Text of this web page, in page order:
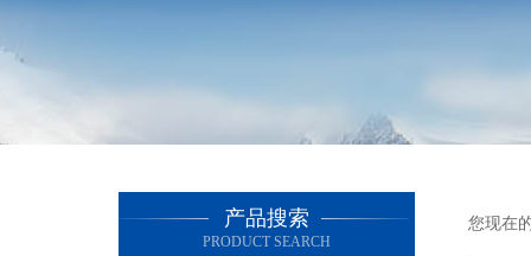
产品搜索
PRODUCT SEARCH
您现在